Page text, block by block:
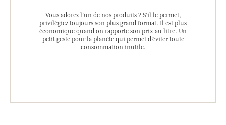
Vous adorez l’un de nos produits ? S’il le permet,
privilégiez toujours son plus grand format. Il est plus
économique quand on rapporte son prix au litre. Un
petit geste pour la planète qui permet d’éviter toute
consommation inutile.